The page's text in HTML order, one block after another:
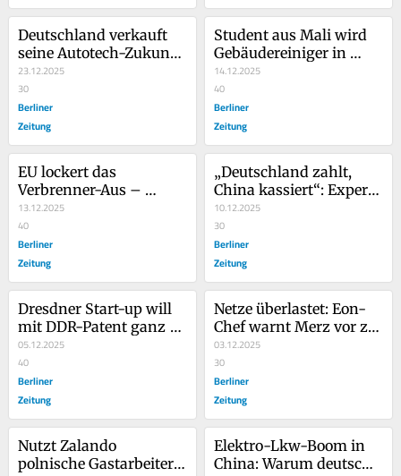
Deutschland verkauft
seine Autotech-Zukunft:
Samsung-Tochter
schnappt sich ZF-
Sparte
23.12.2025
30
Berliner
Zeitung
Student aus Mali wird
Gebäudereiniger in
Berlin: „Ich bin stolz auf
meinen Beruf“
14.12.2025
40
Berliner
Zeitung
EU lockert das
Verbrenner-Aus –
Experten warnen vor
Mogelpackung
13.12.2025
40
Berliner
Zeitung
„Deutschland zahlt,
China kassiert“: Experte
warnt Merz-Regierung
vor Wasserstoff-Fehler
in Afrika
10.12.2025
30
Berliner
Zeitung
Dresdner Start-up will
mit DDR-Patent ganz
Europa mit Wasserstoff
versorgen
05.12.2025
40
Berliner
Zeitung
Netze überlastet: Eon-
Chef warnt Merz vor zu
schnellem Ausbau von
Wind und Sonne
03.12.2025
30
Berliner
Zeitung
Nutzt Zalando
polnische Gastarbeiter
Elektro-Lkw-Boom in
China: Warum deutsche